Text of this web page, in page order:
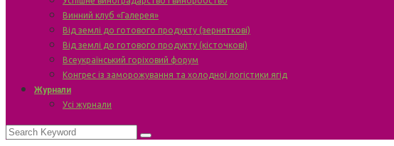
Винний клуб «Галерея»
Від землі до готового продукту (зерняткові)
Від землі до готового продукту (кісточкові)
Всеукраїнський горіховий форум
Конгрес із заморожування та холодної логістики ягід
Журнали
Усі журнали